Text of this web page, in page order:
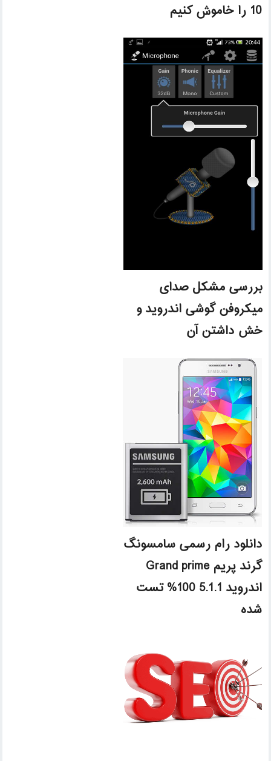
10 را خاموش کنیم
بررسی مشکل صدای
میکروفن گوشی اندروید و
خش داشتن آن
دانلود رام رسمی سامسونگ
گرند پریم Grand prime
اندروید 5.1.1 100% تست
شده